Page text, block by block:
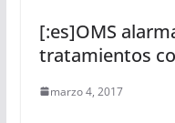
[:es]OMS
tratamientos
marzo 4, 2017